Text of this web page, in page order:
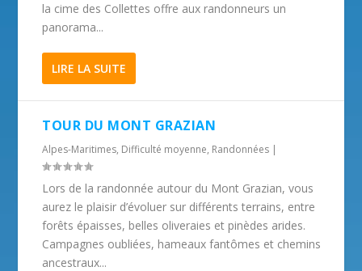
la cime des Collettes offre aux randonneurs un
panorama...
LIRE LA SUITE
TOUR DU MONT GRAZIAN
Alpes-Maritimes, Difficulté moyenne, Randonnées |
Lors de la randonnée autour du Mont Grazian, vous
aurez le plaisir d’évoluer sur différents terrains, entre
forêts épaisses, belles oliveraies et pinèdes arides.
Campagnes oubliées, hameaux fantômes et chemins
ancestraux...